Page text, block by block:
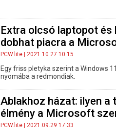
Extra olcsó laptopot
dobhat piacra a
PCW.lite | 2021.10.27 10:15
Egy friss pletyka szerint a Windows
nyomába a redmondiak.
Ablakhoz házat: ilyen a
élmény a Microsoft
PCW.lite | 2021.09.29 17:33